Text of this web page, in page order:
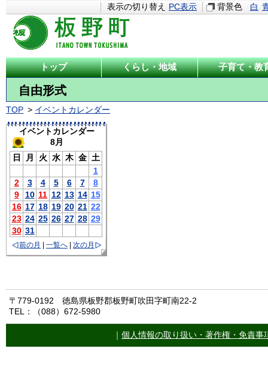
表示の切り替え PC表示 背景色 白
トップ くらし・地域 子育て・教
自由形式
TOP イベントカレンダー
イベントカレンダー
8月
日
月 火 水 木 金 土
1
2
3 4 5 6 7
8
9
10 11 12 13 14 15
16 17 18 19 20 21 22
23 24 25 26 27 28 29
30 31
前の月 一覧へ 次の月
〒779-0192 徳島県板野郡板野町吹田字町南22-2
TEL：（088）672-5980
個人情報の取り扱い・著作権・免責事